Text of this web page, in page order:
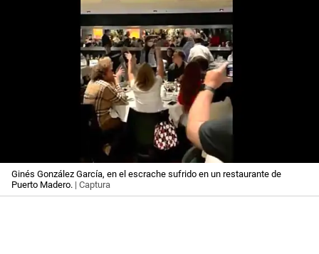
Ginés González García, en el escrache sufrido en un restaurante de
Puerto Madero. | Captura